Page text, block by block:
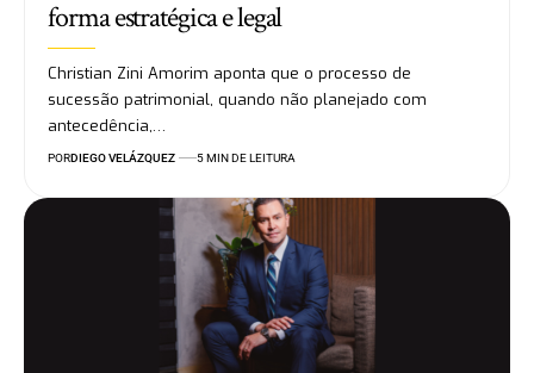
forma estratégica e legal
Christian Zini Amorim aponta que o processo de
sucessão patrimonial, quando não planejado com
antecedência,…
PORDIEGO VELÁZQUEZ 5 MIN DE LEITURA